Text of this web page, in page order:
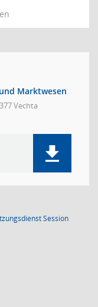
Marktwesen
Vechta
Session(Wird in